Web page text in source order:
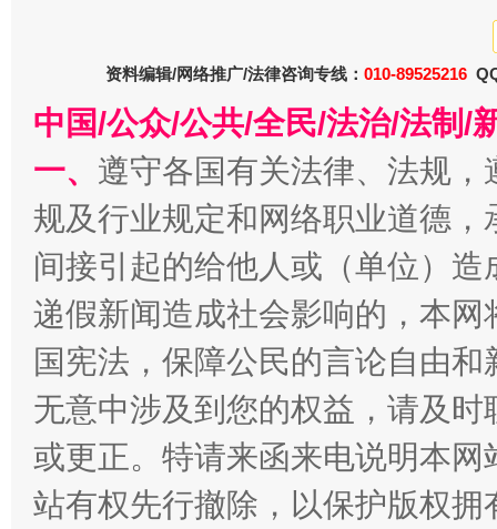
春天里的科技盛宴
资料编辑/网络推广/法律咨询专线： 010-89525216
中国/公众/公共/全民/法治/法制/
一、 遵守各国有关法律、法规
规及行业规定和网络职业道德
间接引起的给他人或（单位）
递假新闻造成社会影响的，本
国宪法，保障公民的言论自由
无意中涉及到您的权益，请及
或更正。特请来函来电说明本
站有权先行撤除，以保护版权